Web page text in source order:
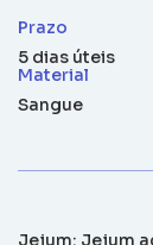
Prazo
5 dias úteis
Material
Sangue
Jejum: Jejum